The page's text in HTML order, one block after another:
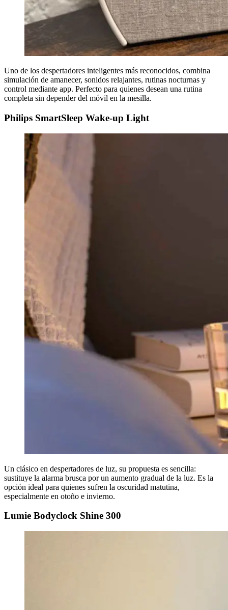
Uno de los despertadores inteligentes más reconocidos, combina
simulación de amanecer, sonidos relajantes, rutinas nocturnas y
control mediante app. Perfecto para quienes desean una rutina
completa sin depender del móvil en la mesilla.
Philips SmartSleep Wake-up Light
Un clásico en despertadores de luz, su propuesta es sencilla:
sustituye la alarma brusca por un aumento gradual de la luz. Es la
opción ideal para quienes sufren la oscuridad matutina,
especialmente en otoño e invierno.
Lumie Bodyclock Shine 300